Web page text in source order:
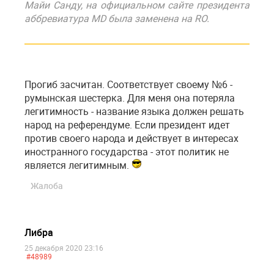
Майи Санду, на официальном сайте президента
аббревиатура MD была заменена на RO.
Прогиб засчитан. Соответствует своему №6 -
румынская шестерка. Для меня она потеряла
легитимность - название языка должен решать
народ на референдуме. Если президент идет
против своего народа и действует в интересах
иностранного государства - этот политик не
является легитимным.
Жалоба
Либра
25 декабря 2020 23:16
#48989